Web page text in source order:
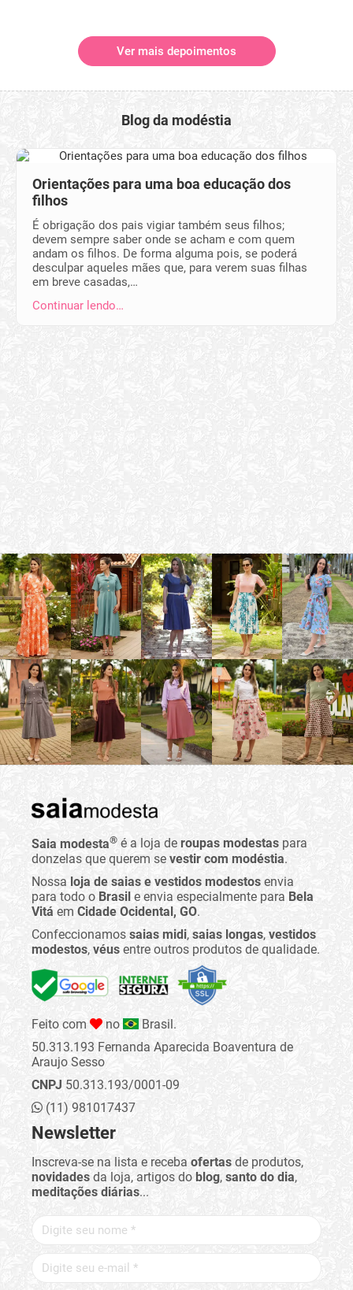
Ver mais depoimentos
Blog da modéstia
Orientações para uma boa educação dos
filhos
É obrigação dos pais vigiar também seus filhos;
devem sempre saber onde se acham e com quem
andam os filhos. De forma alguma pois, se poderá
desculpar aqueles mães que, para verem suas filhas
em breve casadas,…
Continuar lendo…
Saia modesta® é a loja de roupas modestas para
donzelas que querem se vestir com modéstia.
Nossa loja de saias e vestidos modestos envia
para todo o Brasil e envia especialmente para Bela
Vitá em Cidade Ocidental, GO.
Confeccionamos saias midi, saias longas, vestidos
modestos, véus entre outros produtos de qualidade.
Feito com no
Brasil.
50.313.193 Fernanda Aparecida Boaventura de
Araujo Sesso
CNPJ 50.313.193/0001-09
(11) 981017437
Newsletter
Inscreva-se na lista e receba ofertas de produtos,
novidades da loja, artigos do blog, santo do dia,
meditações diárias...